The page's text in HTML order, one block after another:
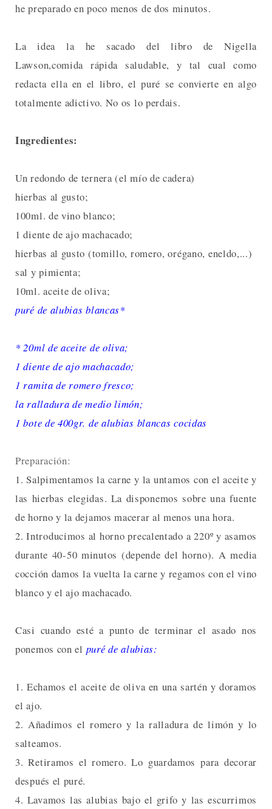
he preparado en poco menos de dos minutos.
La idea la he sacado del libro de Nigella
Lawson,comida rápida saludable, y tal cual como
redacta ella en el libro, el puré se convierte en algo
totalmente adictivo. No os lo perdais.
Ingredientes:
Un redondo de ternera (el mío de cadera)
hierbas al gusto;
100ml. de vino blanco;
1 diente de ajo machacado;
hierbas al gusto (tomillo, romero, orégano, eneldo,...)
sal y pimienta;
10ml. aceite de oliva;
puré de alubias blancas*
* 20ml de aceite de oliva;
1 diente de ajo machacado;
1 ramita de romero fresco;
la ralladura de medio limón;
1 bote de 400gr. de alubias blancas cocidas
Preparación:
1. Salpimentamos la carne y la untamos con el aceite y
las hierbas elegidas. La disponemos sobre una fuente
de horno y la dejamos macerar al menos una hora.
2. Introducimos al horno precalentado a 220º y asamos
durante 40-50 minutos (depende del horno). A media
cocción damos la vuelta la carne y regamos con el vino
blanco y el ajo machacado.
Casi cuando esté a punto de terminar el asado nos
ponemos con el puré de alubias:
1. Echamos el aceite de oliva en una sartén y doramos
el ajo.
2. Añadimos el romero y la ralladura de limón y lo
salteamos.
3. Retiramos el romero. Lo guardamos para decorar
después el puré.
4. Lavamos las alubias bajo el grifo y las escurrimos